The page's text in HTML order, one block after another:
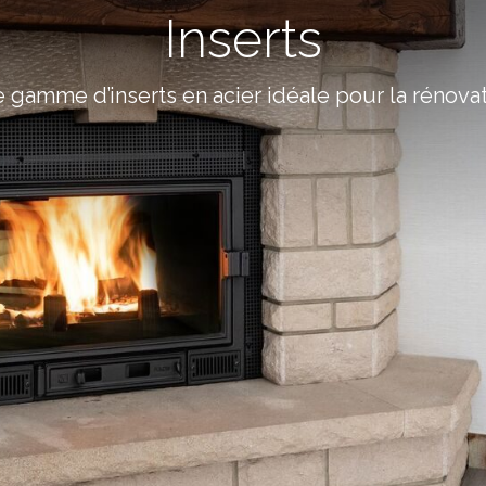
Inserts
gamme d’inserts en acier idéale pour la